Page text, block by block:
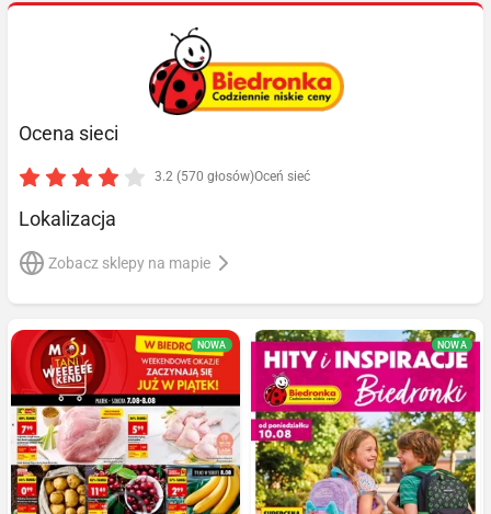
Ocena sieci
3.2 (570 głosów)Oceń sieć
Lokalizacja
Zobacz sklepy na mapie
NOWA NOWA